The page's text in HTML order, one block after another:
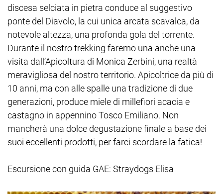
discesa selciata in pietra conduce al suggestivo
ponte del Diavolo, la cui unica arcata scavalca, da
notevole altezza, una profonda gola del torrente.
Durante il nostro trekking faremo una anche una
visita dall’Apicoltura di Monica Zerbini, una realtà
meravigliosa del nostro territorio. Apicoltrice da più di
10 anni, ma con alle spalle una tradizione di due
generazioni, produce miele di millefiori acacia e
castagno in appennino Tosco Emiliano. Non
mancherà una dolce degustazione finale a base dei
suoi eccellenti prodotti, per farci scordare la fatica!
Escursione con guida GAE: Straydogs Elisa